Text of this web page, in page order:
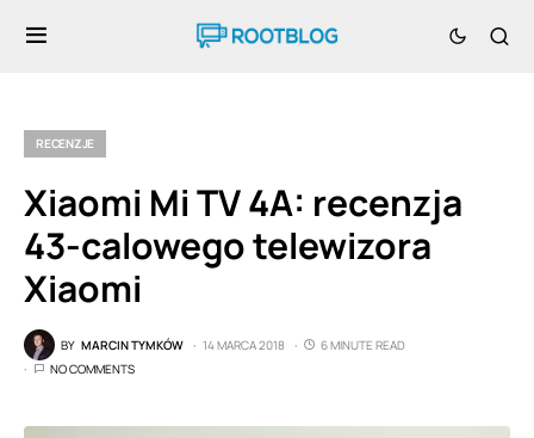
RECENZJE
Xiaomi Mi TV 4A: recenzja
43-calowego telewizora
Xiaomi
BY MARCIN TYMKÓW 14 MARCA 2018
6 MINUTE READ
NO COMMENTS